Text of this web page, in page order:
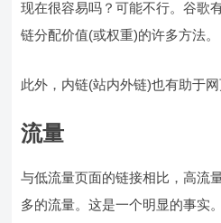
现在很容易吗？可能不行。谷歌
链分配价值(或权重)的许多方法。
此外，内链(站内外链)也有助于网
流量
与低流量页面的链接相比，高流
多的流量。这是一个明显的事实